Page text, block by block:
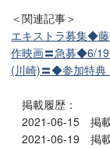
＜関連記事＞
エキストラ募集◆
作映画〓急募◆6/
(川崎)〓◆参加特典
掲載履歴：
2021-06-15 掲
2021-06-19 掲